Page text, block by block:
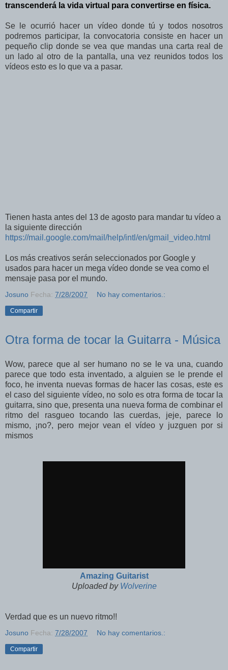
transcenderá la vida virtual para convertirse en física.
Se le ocurrió hacer un vídeo donde tú y todos nosotros
podremos participar, la convocatoria consiste en hacer un
pequeño clip donde se vea que mandas una carta real de
un lado al otro de la pantalla, una vez reunidos todos los
vídeos esto es lo que va a pasar.
Tienen hasta antes del 13 de agosto para mandar tu vídeo a
la siguiente dirección
https://mail.google.com/mail/help/intl/en/gmail_video.html
Los más creativos serán seleccionados por Google y
usados para hacer un mega vídeo donde se vea como el
mensaje pasa por el mundo.
Josuno Fecha: 7/28/2007 No hay comentarios.:
Compartir
Otra forma de tocar la Guitarra - Música
Wow, parece que al ser humano no se le va una, cuando
parece que todo esta inventado, a alguien se le prende el
foco, he inventa nuevas formas de hacer las cosas, este es
el caso del siguiente vídeo, no solo es otra forma de tocar la
guitarra, sino que, presenta una nueva forma de combinar el
ritmo del rasgueo tocando las cuerdas, jeje, parece lo
mismo, ¡no?, pero mejor vean el vídeo y juzguen por si
mismos
Amazing Guitarist
Uploaded by Wolverine
Verdad que es un nuevo ritmo!!
Josuno Fecha: 7/28/2007 No hay comentarios.:
Compartir